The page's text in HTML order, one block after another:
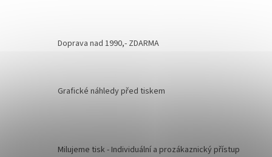
Doprava nad 1990,- ZDARMA
Grafické náhledy před tiskem
Milujeme tisk - Individuální a prozákaznický přístup